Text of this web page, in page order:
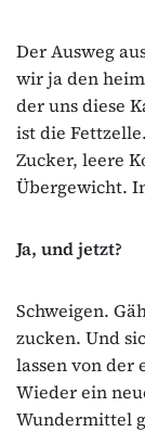
Der Ausweg
wir ja den
der uns diese
ist die
Zucker, leere
Übergewicht.
Ja, und jetzt?
Schweigen.
zucken. Und
lassen von der
Wieder ein
Wundermittel